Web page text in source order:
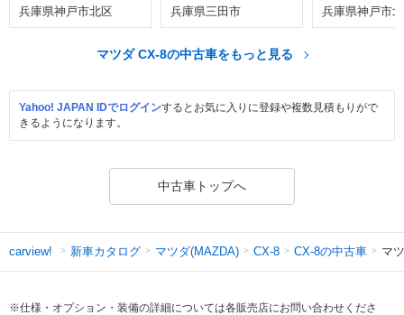
兵庫県神戸市北区 兵庫県三田市 兵庫県神戸市
マツダ CX-8の中古車をもっと見る
Yahoo! JAPAN IDでログインするとお気に入りに登録や複数見積もりがで
きるようになります。
中古車トップへ
carview! 新車カタログ マツダ(MAZDA) CX-8 CX-8の中古車 マ
※仕様・オプション・装備の詳細については各販売店にお問い合わせくださ